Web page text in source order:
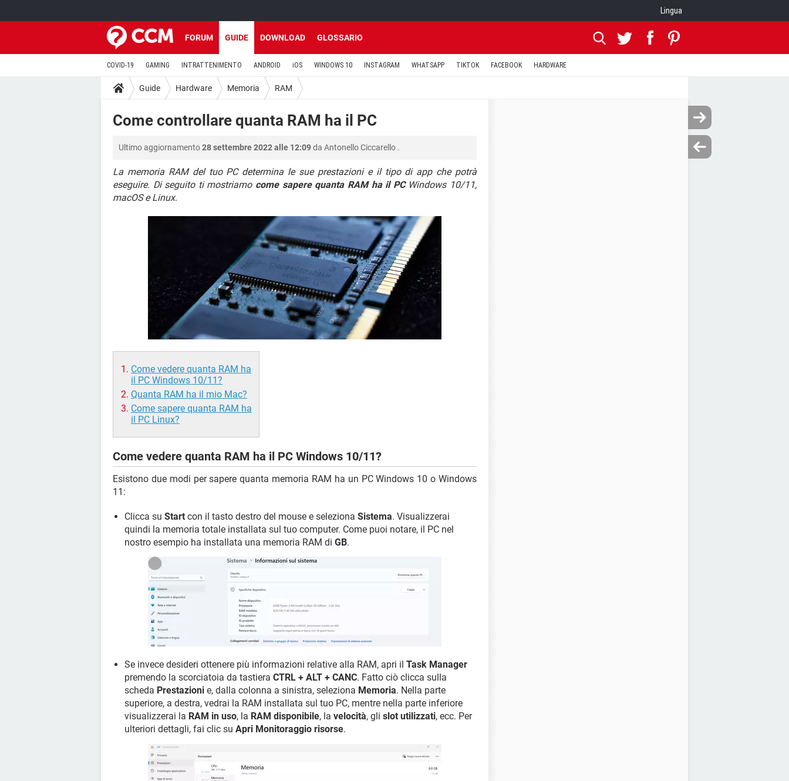
Lingua
FORUM GUIDE DOWNLOAD GLOSSARIO
COVID-19 GAMING INTRATTENIMENTO ANDROID iOS WINDOWS 10 INSTAGRAM WHATSAPP TIKTOK FACEBOOK HARDWARE
Guide Hardware Memoria RAM
Come controllare quanta RAM ha il PC
Ultimo aggiornamento28 settembre 2022 alle 12:09da Antonello Ciccarello .
La memoria RAM del tuo PC determina le sue prestazioni e il tipo di app che potrà
eseguire. Di seguito ti mostriamo come sapere quanta RAM ha il PCWindows 10/11,
macOS e Linux.
Come vedere quanta RAM ha
il PC Windows 10/11?
Quanta RAM ha il mio Mac?
Come sapere quanta RAM ha
il PC Linux?
Come vedere quanta RAM ha il PC Windows 10/11?
Esistono due modi per sapere quanta memoria RAM ha un PC Windows 10 o Windows
11:
Clicca su Start con il tasto destro del mouse e seleziona Sistema. Visualizzerai
quindi la memoria totale installata sul tuo computer. Come puoi notare, il PC nel
nostro esempio ha installata una memoria RAM di GB.
Se invece desideri ottenere più informazioni relative alla RAM, apri il Task Manager
premendo la scorciatoia da tastiera CTRL + ALT + CANC. Fatto ciò clicca sulla
scheda Prestazioni e, dalla colonna a sinistra, seleziona Memoria. Nella parte
superiore, a destra, vedrai la RAM installata sul tuo PC, mentre nella parte inferiore
visualizzerai la RAM in uso, la RAM disponibile, la velocità, gli slot utilizzati, ecc. Per
ulteriori dettagli, fai clic su Apri Monitoraggio risorse.